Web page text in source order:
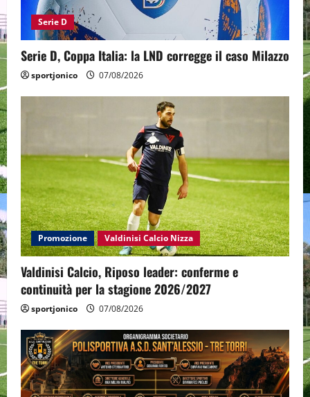
Serie D
Serie D, Coppa Italia: la LND corregge il caso Milazzo
sportjonico 07/08/2026
Promozione Valdinisi Calcio Nizza
Valdinisi Calcio, Riposo leader: conferme e
continuità per la stagione 2026/2027
sportjonico 07/08/2026